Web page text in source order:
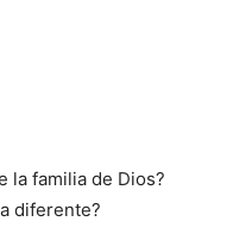
la familia de Dios?
diferente?